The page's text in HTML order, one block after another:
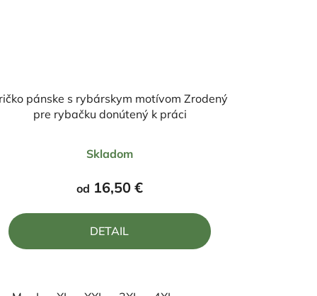
pánske s rybárskym motívom Zrodený
pre rybačku donútený k práci
hodnotenie
produktu
je
5,0
z
Skladom
od 16,50 €
DETAIL